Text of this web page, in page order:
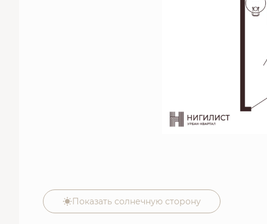
Показать солнечную сторону